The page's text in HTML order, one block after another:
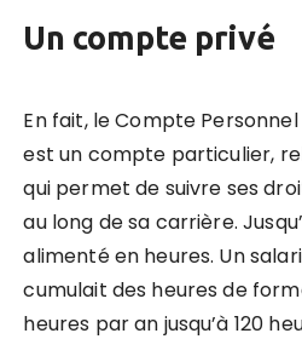
Un compte privé
En fait, le Compte
est un compte particulier,
qui permet de suivre ses
au long de sa carrière.
alimenté en heures. Un
cumulait des heures de
heures par an jusqu’à 120